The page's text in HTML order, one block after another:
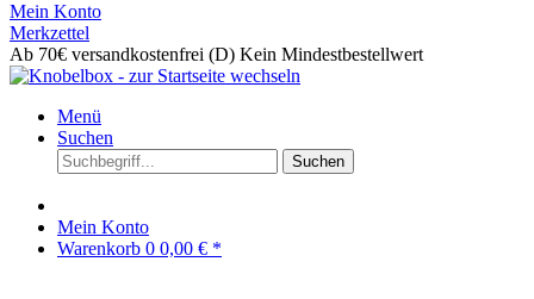
Mein Konto
Merkzettel
Ab 70€ versandkostenfrei (D) Kein Mindestbestellwert
Menü
Suchen
Suchen
Mein Konto
Warenkorb 0 0,00 € *